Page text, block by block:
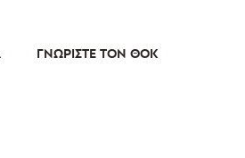
ΓΝΩΡΊΣΤΕ ΤΟΝ ΘΟΚ